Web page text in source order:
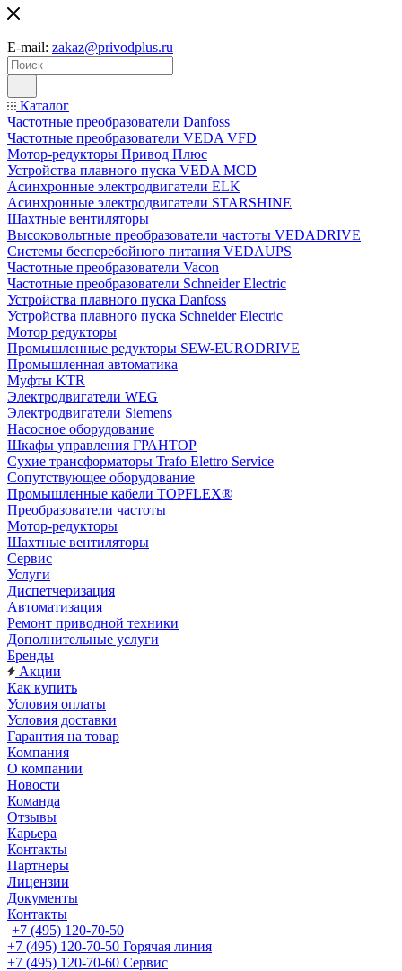
E-mail: zakaz@privodplus.ru
Каталог
Частотные преобразователи Danfoss
Частотные преобразователи VEDA VFD
Мотор-редукторы Привод Плюс
Устройства плавного пуска VEDA MCD
Асинхронные электродвигатели ELK
Асинхронные электродвигатели STARSHINE
Шахтные вентиляторы
Высоковольтные преобразователи частоты VEDADRIVE
Системы бесперебойного питания VEDAUPS
Частотные преобразователи Vacon
Частотные преобразователи Schneider Electric
Устройства плавного пуска Danfoss
Устройства плавного пуска Schneider Electric
Мотор редукторы
Промышленные редукторы SEW-EURODRIVE
Промышленная автоматика
Муфты KTR
Электродвигатели WEG
Электродвигатели Siemens
Насосное оборудование
Шкафы управления ГРАНТОР
Сухие трансформаторы Trafo Elettro Service
Сопутствующее оборудование
Промышленные кабели TOPFLEX®
Преобразователи частоты
Мотор-редукторы
Шахтные вентиляторы
Сервис
Услуги
Диспетчеризация
Автоматизация
Ремонт приводной техники
Дополнительные услуги
Бренды
Акции
Как купить
Условия оплаты
Условия доставки
Гарантия на товар
Компания
О компании
Новости
Команда
Отзывы
Карьера
Контакты
Партнеры
Лицензии
Документы
Контакты
+7 (495) 120-70-50
+7 (495) 120-70-50 Горячая линия
+7 (495) 120-70-60 Сервис